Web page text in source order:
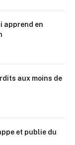
apprend en
aux moins de
et publie du